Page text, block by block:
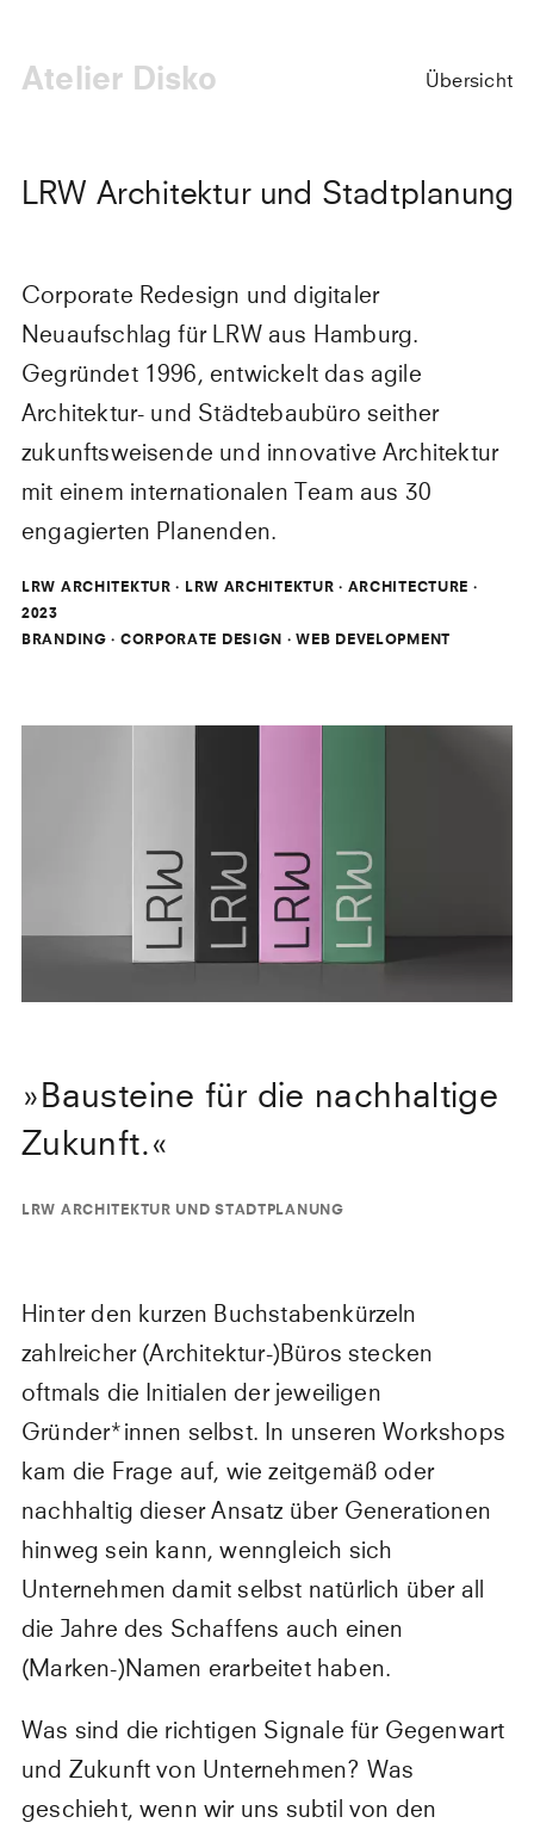
Atelier Disko Übersicht
LRW Architektur und Stadtplanung
Corporate Redesign und digitaler
Neuaufschlag für LRW aus Hamburg.
Gegründet 1996, entwickelt das agile
Architektur- und Städtebaubüro seither
zukunftsweisende und innovative Architektur
mit einem internationalen Team aus 30
engagierten Planenden.
LRW ARCHITEKTUR · LRW ARCHITEKTUR · ARCHITECTURE ·
2023
BRANDING · CORPORATE DESIGN · WEB DEVELOPMENT
» Bausteine für die nachhaltige
Zukunft.«
LRW ARCHITEKTUR UND STADTPLANUNG
Hinter den kurzen Buchstabenkürzeln
zahlreicher (Architektur-)Büros stecken
oftmals die Initialen der jeweiligen
Gründer*innen selbst. In unseren Workshops
kam die Frage auf, wie zeitgemäß oder
nachhaltig dieser Ansatz über Generationen
hinweg sein kann, wenngleich sich
Unternehmen damit selbst natürlich über all
die Jahre des Schaffens auch einen
(Marken-)Namen erarbeitet haben.
Was sind die richtigen Signale für Gegenwart
und Zukunft von Unternehmen? Was
geschieht, wenn wir uns subtil von den